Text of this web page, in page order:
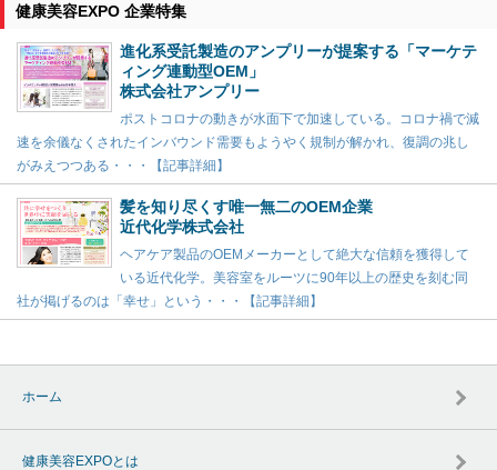
健康美容EXPO 企業特集
進化系受託製造のアンプリーが提案する「マーケテ
ィング連動型OEM」
株式会社アンプリー
ポストコロナの動きが水面下で加速している。コロナ禍で減
速を余儀なくされたインバウンド需要もようやく規制が解かれ、復調の兆し
がみえつつある・・・【記事詳細】
髪を知り尽くす唯一無二のOEM企業
近代化学株式会社
ヘアケア製品のOEMメーカーとして絶大な信頼を獲得して
いる近代化学。美容室をルーツに90年以上の歴史を刻む同
社が掲げるのは「幸せ」という・・・【記事詳細】
ホーム
健康美容EXPOとは